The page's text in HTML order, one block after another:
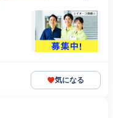
気になる